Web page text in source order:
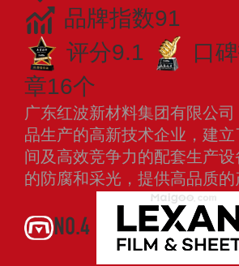
品牌指数91
评分9.1
口
章16个
广东红波新材料集团有限公
品生产的高新技术企业，建
间及高效竞争力的配套生产
的防腐和采光，提供高品质
NO.4